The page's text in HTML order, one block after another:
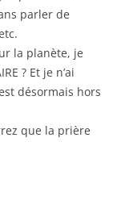
parler de
la planète, je
? Et je n’ai
désormais hors
que la prière